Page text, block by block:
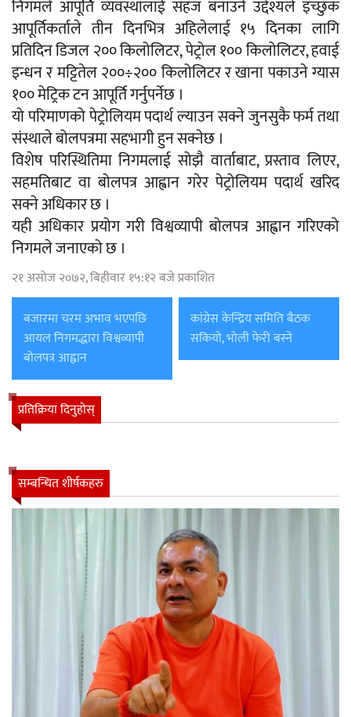
निगमले आपूर्ति व्यवस्थालाई सहज बनाउने उद्देश्यले इच्छुक
आपूर्तिकर्ताले तीन दिनभित्र अहिलेलाई १५ दिनका लागि
प्रतिदिन डिजल २०० किलोलिटर, पेट्रोल १०० किलोलिटर, हवाई
इन्धन र मट्टितेल २००÷२०० किलोलिटर र खाना पकाउने ग्यास
१०० मेट्रिक टन आपूर्ति गर्नुपर्नेछ ।
यो परिमाणको पेट्रोलियम पदार्थ ल्याउन सक्ने जुनसुकै फर्म तथा
संस्थाले बोलपत्रमा सहभागी हुन सक्नेछ ।
विशेष परिस्थितिमा निगमलाई सोझै वार्ताबाट, प्रस्ताव लिएर,
सहमतिबाट वा बोलपत्र आह्वान गरेर पेट्रोलियम पदार्थ खरिद
सक्ने अधिकार छ ।
यही अधिकार प्रयोग गरी विश्वव्यापी बोलपत्र आह्वान गरिएको
निगमले जनाएको छ ।
२१ असोज २०७२, बिहीवार १५:१२ बजे प्रकाशित
बजारमा चरम अभाव भएपछि
आयल निगमद्धारा विश्वव्यापी
बोलपत्र आह्वान
कांग्रेस केन्द्रिय समिति बैठक
सकियो, भोली फेरी बस्ने
प्रतिक्रिया दिनुहोस्
सम्बन्धित शीर्षकहरु